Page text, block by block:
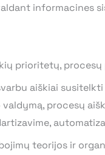
informacines
prioritetų,
aiškiai
procesų
teorijos ir